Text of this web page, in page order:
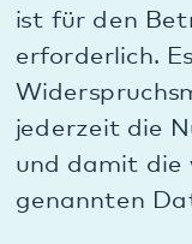
Buchstabe f)
Interesse
Interesse liegt in
Unsere
Analyse des